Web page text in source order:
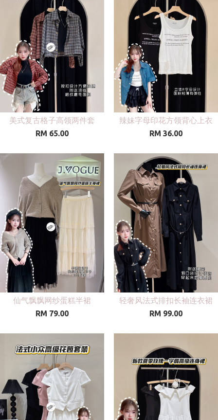
美式复古格子高领两件套
RM 65.00
辣妹字母印花方领背心上衣
RM 36.00
仙气飘飘网纱蛋糕半裙
RM 79.00
轻奢风法式排扣长袖连衣裙
RM 99.00